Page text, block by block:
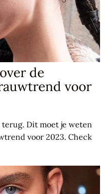
de
voor
Dit moet je weten
voor 2023. Check